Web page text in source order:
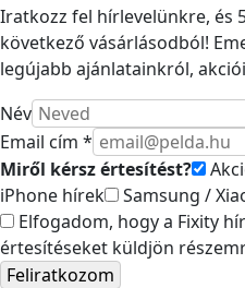
Iratkozz fel hírlevelünkre, és
következő vásárlásodból!
legújabb ajánlatainkról,
Név
Email cím *
Miről kérsz értesítést?
iPhone hírek
Samsung /
Elfogadom, hogy a Fixity
értesítéseket küldjön
Feliratkozom